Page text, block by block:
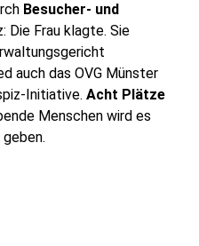
Besucher- und
Die Frau klagte. Sie
auch das OVG Münster
Initiative. Acht Plätze
Menschen wird es